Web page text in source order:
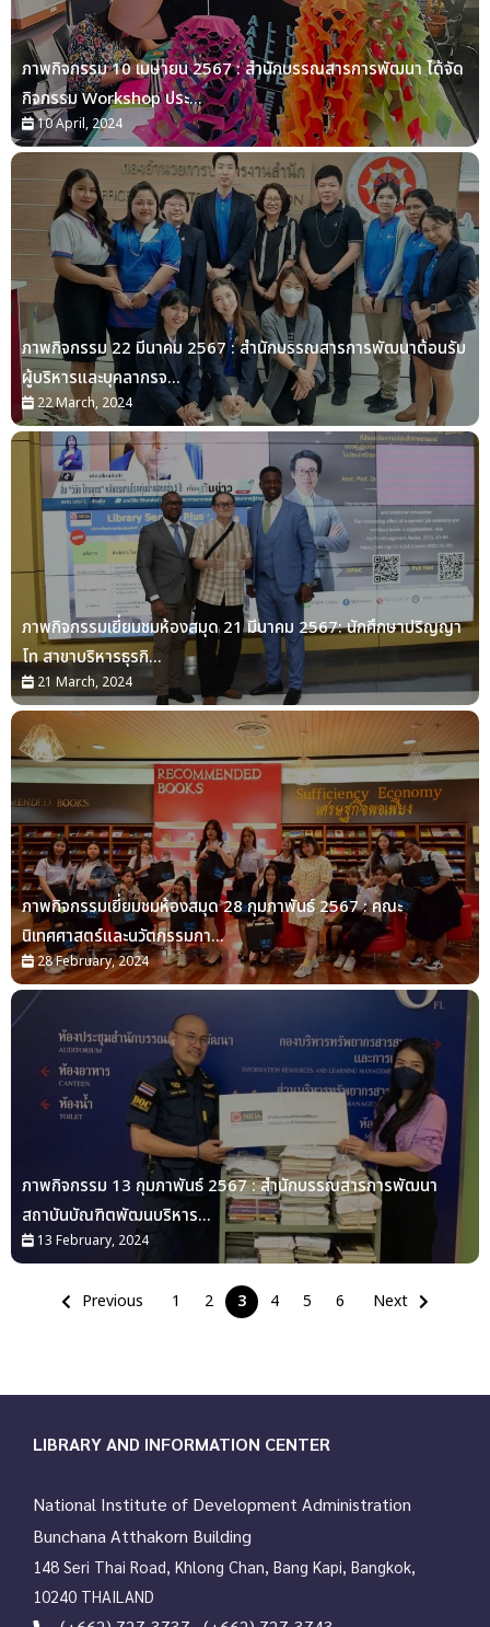
ภาพกิจกรรม 10 เมษายน 2567 : สำนักบรรณสารการพัฒนา ได้จัด
กิจกรรม Workshop ประ...
10 April, 2024
ภาพกิจกรรม 22 มีนาคม 2567 : สำนักบรรณสารการพัฒนาต้อนรับ
ผู้บริหารและบุคลากรจ...
22 March, 2024
ภาพกิจกรรมเยี่ยมชมห้องสมุด 21 มีนาคม 2567: นักศึกษาปริญญา
โท สาขาบริหารธุรกิ...
21 March, 2024
ภาพกิจกรรมเยี่ยมชมห้องสมุด 28 กุมภาพันธ์ 2567 : คณะ
นิเทศศาสตร์และนวัตกรรมกา...
28 February, 2024
ภาพกิจกรรม 13 กุมภาพันธ์ 2567 : สำนักบรรณสารการพัฒนา
สถาบันบัณฑิตพัฒนบริหาร...
13 February, 2024
Previous 1 2 3 4 5 6 Next
LIBRARY AND INFORMATION CENTER
National Institute of Development Administration
Bunchana Atthakorn Building
148 Seri Thai Road, Khlong Chan, Bang Kapi, Bangkok,
10240 THAILAND